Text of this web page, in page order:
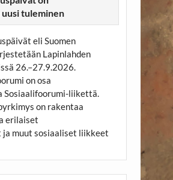
tuleminen
eli Suomen
Lapinlahden
26.–27.9.2026.
on osa
Sosiaalifoorumi-liikettä.
on rakentaa
erilaiset
muut sosiaaliset liikkeet